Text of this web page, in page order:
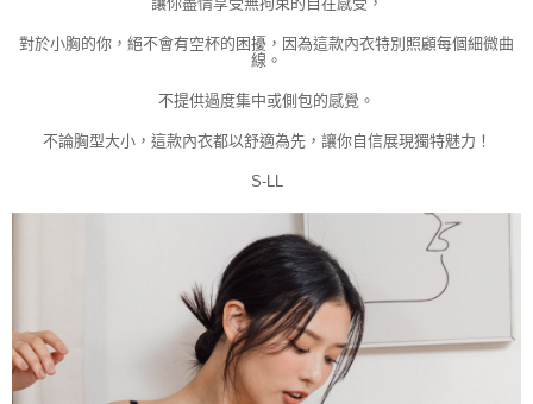
對於小胸的你，絕不會有空杯的困擾，因為這款內衣特別照顧每個細微曲
線。
不提供過度集中或側包的感覺。
不論胸型大小，這款內衣都以舒適為先，讓你自信展現獨特魅力！
S-LL